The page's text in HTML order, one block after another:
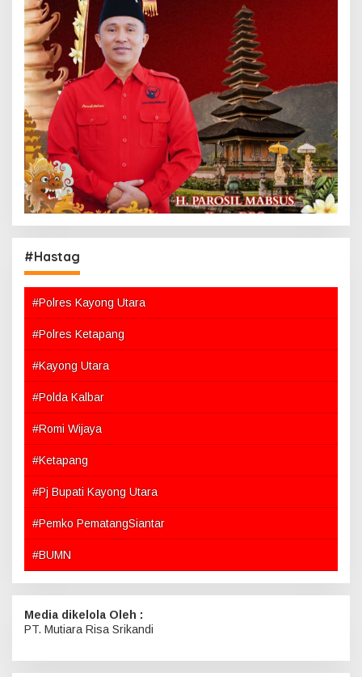
#Hastag
#Polres Kayong Utara
#Polres Ketapang
#Kayong Utara
#Polda Kalbar
#Romi Wijaya
#Ketapang
#Pj Bupati Kayong Utara
#Pemko PematangSiantar
#BUMN
Media dikelola Oleh :
PT. Mutiara Risa Srikandi